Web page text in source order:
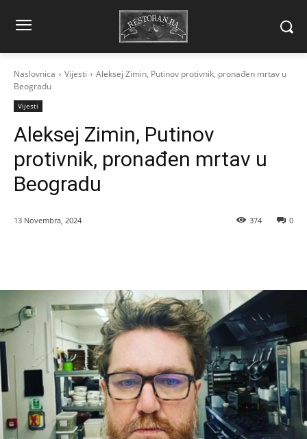
Naslovnica Vijesti
Aleksej Zimin, Putinov protivnik, pronađen mrtav u
Beogradu
Vijesti
Aleksej Zimin, Putinov
protivnik, pronađen mrtav u
Beogradu
13 Novembra, 2024 0
374